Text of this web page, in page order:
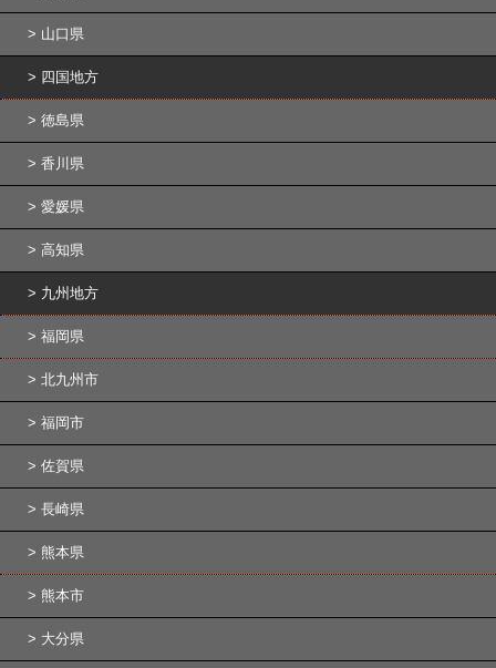
山口県
四国地方
徳島県
香川県
愛媛県
高知県
九州地方
福岡県
北九州市
福岡市
佐賀県
長崎県
熊本県
熊本市
大分県